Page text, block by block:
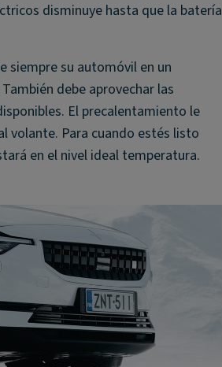
disminuye hasta que la batería
siempre su automóvil en un
debe aprovechar las
El precalentamiento le
volante. Para cuando estés listo
en el nivel ideal temperatura.